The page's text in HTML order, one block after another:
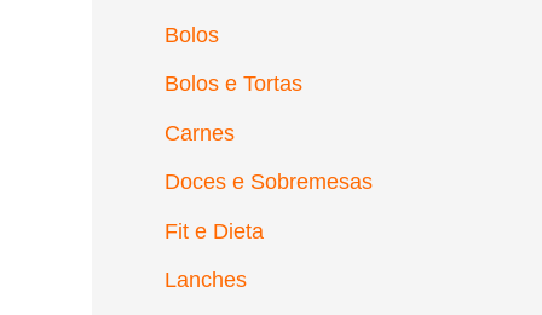
Bolos
Bolos e Tortas
Carnes
Doces e Sobremesas
Fit e Dieta
Lanches